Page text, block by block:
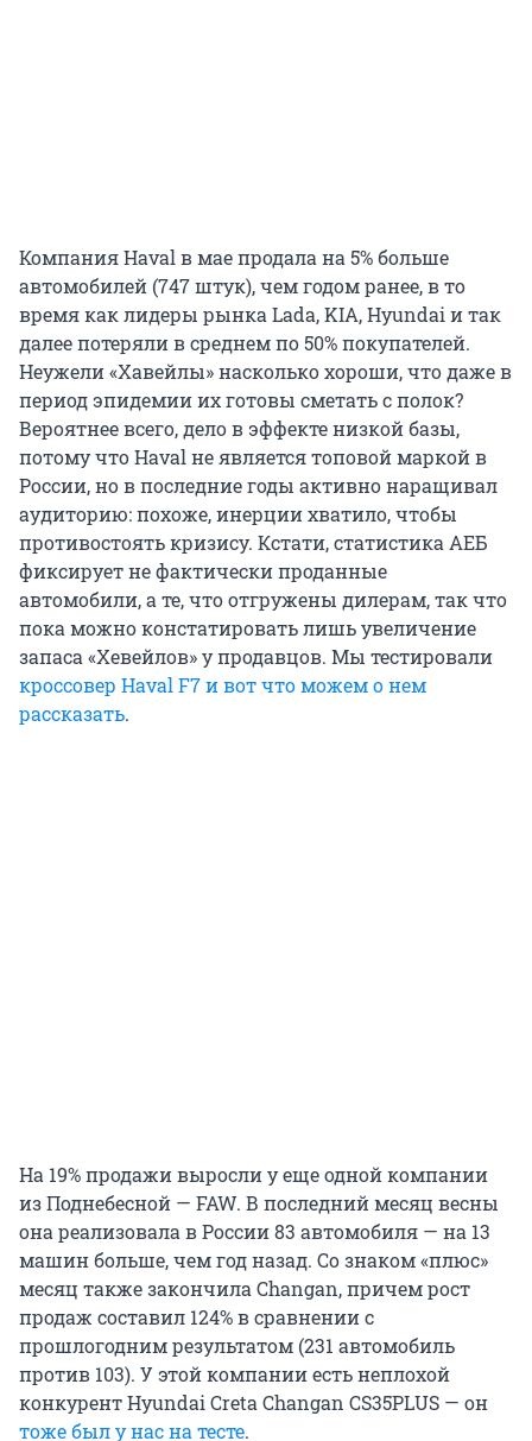
Компания Haval в мае продала на 5% больше
автомобилей (747 штук), чем годом ранее, в то
время как лидеры рынка Lada, KIA, Hyundai и так
далее потеряли в среднем по 50% покупателей.
Неужели «Хавейлы» насколько хороши, что даже в
период эпидемии их готовы сметать с полок?
Вероятнее всего, дело в эффекте низкой базы,
потому что Haval не является топовой маркой в
России, но в последние годы активно наращивал
аудиторию: похоже, инерции хватило, чтобы
противостоять кризису. Кстати, статистика АЕБ
фиксирует не фактически проданные
автомобили, а те, что отгружены дилерам, так что
пока можно констатировать лишь увеличение
запаса «Хевейлов» у продавцов. Мы тестировали
кроссовер Haval F7 и вот что можем о нем
рассказать.
На 19% продажи выросли у еще одной компании
из Поднебесной — FAW. В последний месяц весны
она реализовала в России 83 автомобиля — на 13
машин больше, чем год назад. Со знаком «плюс»
месяц также закончила Changan, причем рост
продаж составил 124% в сравнении с
прошлогодним результатом (231 автомобиль
против 103). У этой компании есть неплохой
конкурент Hyundai Creta Changan CS35PLUS — он
тоже был у нас на тесте.